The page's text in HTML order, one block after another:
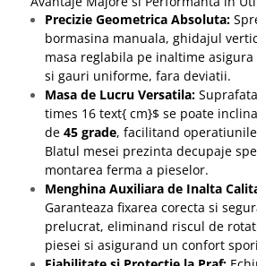
Precizie Geometrica Absoluta:
bormasina manuala, ghidajul
masa reglabila pe inaltime
si gauri uniforme, fara deviatii.
Masa de Lucru Versatila:
times 16 text{ cm}$ se poate
de 45 grade, facilitand
Blatul mesei prezinta decupaje
montarea ferma a pieselor.
Menghina Auxiliara de Inalta
Garanteaza fixarea corecta si
prelucrat, eliminand riscul de
piesei si asigurand un confort